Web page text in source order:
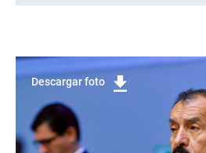
Descargar foto